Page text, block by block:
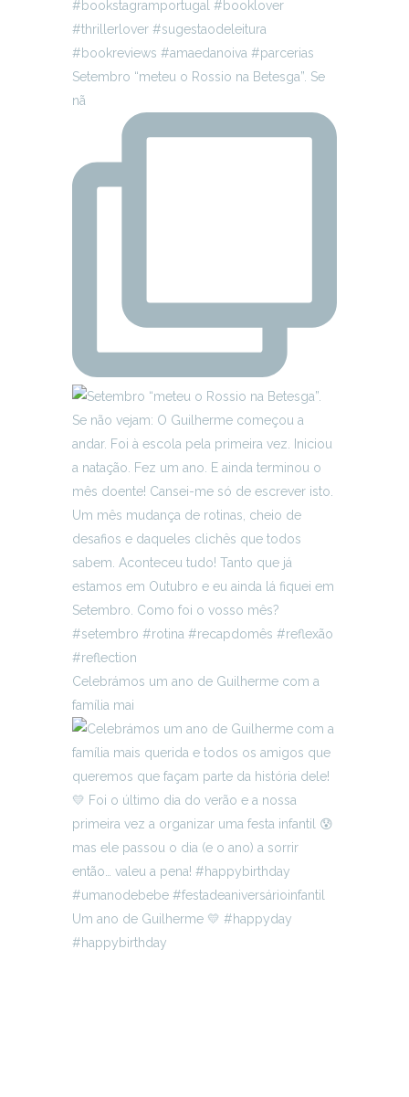
Setembro “meteu o Rossio na Betesga”. Se
nã
Celebrámos um ano de Guilherme com a
família mai
Um ano de Guilherme 💛 #happyday
#happybirthday